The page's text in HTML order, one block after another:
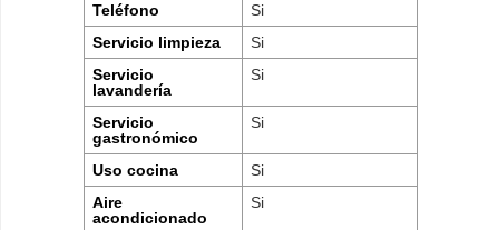
Teléfono
Si
Servicio limpieza
Si
Servicio
lavandería
Si
Servicio
gastronómico
Si
Uso cocina
Si
Aire
acondicionado
Si